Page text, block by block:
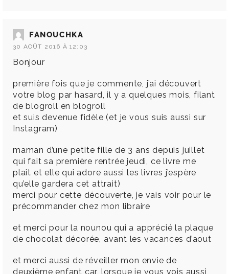
FANOUCHKA
30 AOÛT 2016 À 12:03
Bonjour
première fois que je commente, j’ai découvert
votre blog par hasard, il y a quelques mois, filant
de blogroll en blogroll
et suis devenue fidèle (et je vous suis aussi sur
Instagram)
maman d’une petite fille de 3 ans depuis juillet
qui fait sa première rentrée jeudi, ce livre me
plait et elle qui adore aussi les livres j’espère
qu’elle gardera cet attrait)
merci pour cette découverte, je vais voir pour le
précommander chez mon libraire
et merci pour la nounou qui a apprécié la plaque
de chocolat décorée, avant les vacances d’aout
et merci aussi de réveiller mon envie de
deuxième enfant car, lorsque je vous vois aussi